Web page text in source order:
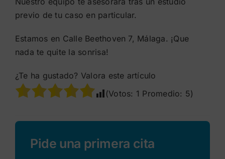
previo de tu caso en particular.
Estamos en Calle Beethoven 7, Málaga. ¡Que
nada te quite la sonrisa!
¿Te ha gustado? Valora este artículo
(Votos: 1 Promedio: 5)
Pide una primera cita